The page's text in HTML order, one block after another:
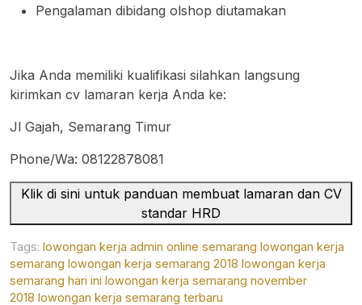
Pengalaman dibidang olshop diutamakan
Jika Anda memiliki kualifikasi silahkan langsung
kirimkan cv lamaran kerja Anda ke:
Jl Gajah, Semarang Timur
Phone/Wa: 08122878081
Klik di sini untuk panduan membuat lamaran dan CV
standar HRD
Tags: lowongan kerja admin online semarang lowongan kerja
semarang lowongan kerja semarang 2018 lowongan kerja
semarang hari ini lowongan kerja semarang november
2018 lowongan kerja semarang terbaru